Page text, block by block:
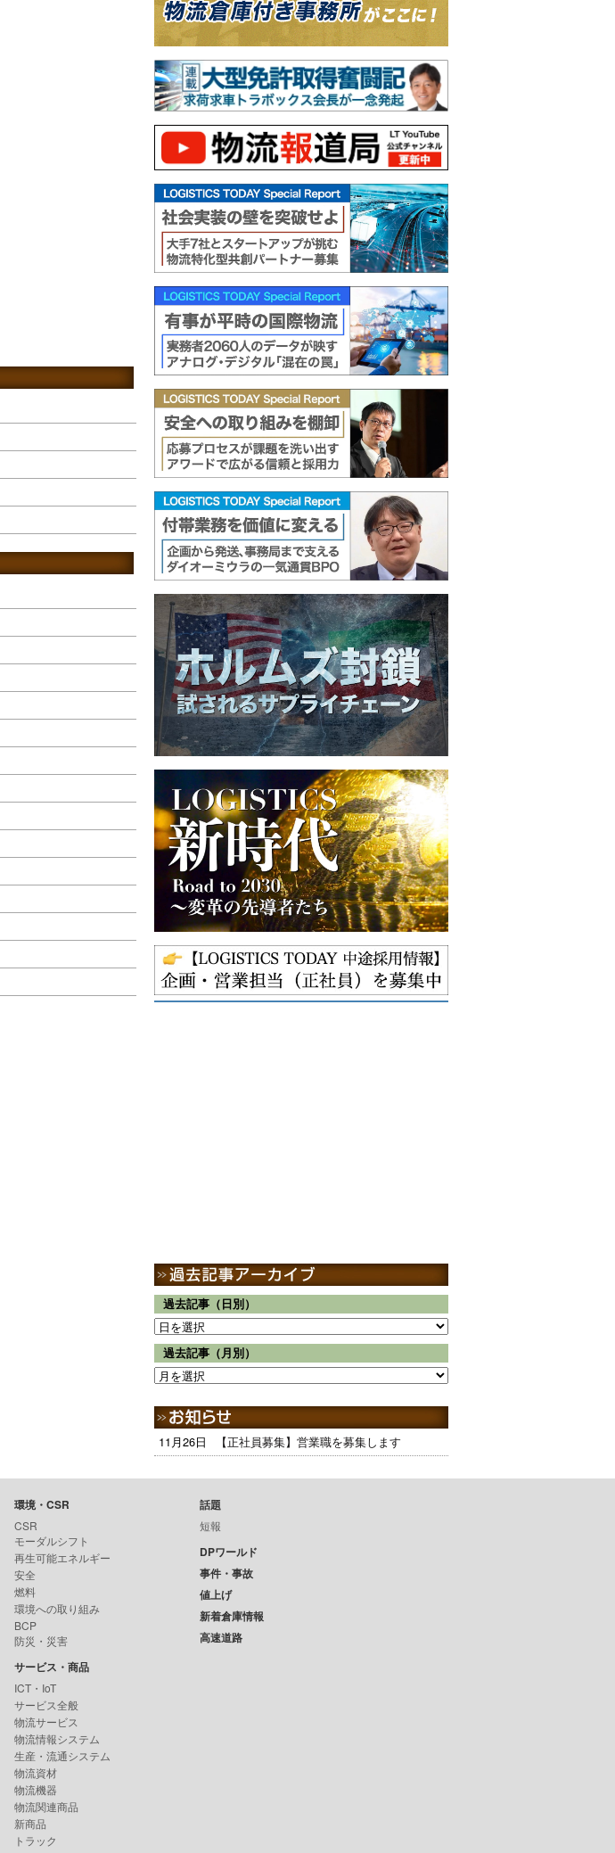
過去記事（日別）
過去記事（月別）
11月26日 【正社員募集】営業職を募集します
環境・CSR
CSR
モーダルシフト
再生可能エネルギー
安全
燃料
環境への取り組み
BCP
防災・災害
サービス・商品
ICT・IoT
サービス全般
物流サービス
物流情報システム
生産・流通システム
物流資材
物流機器
物流関連商品
新商品
トラック
話題
短報
DPワールド
事件・事故
値上げ
新着倉庫情報
高速道路